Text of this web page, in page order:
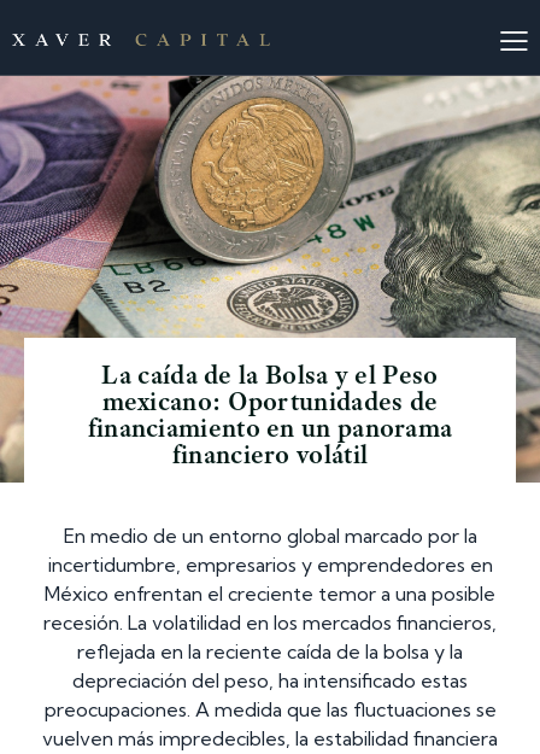
La caída de la Bolsa y el Peso
mexicano: Oportunidades de
financiamiento en un panorama
financiero volátil
En medio de un entorno global marcado por la
incertidumbre, empresarios y emprendedores en
México enfrentan el creciente temor a una posible
recesión. La volatilidad en los mercados financieros,
reflejada en la reciente caída de la bolsa y la
depreciación del peso, ha intensificado estas
preocupaciones. A medida que las fluctuaciones se
vuelven más impredecibles, la estabilidad financiera